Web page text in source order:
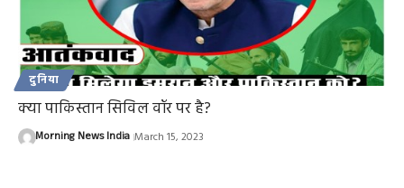
दुनिया
क्या पाकिस्तान सिविल वॉर पर है?
Morning News India March 15, 2023